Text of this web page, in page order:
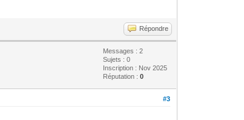
Répondre
Messages : 2
Sujets : 0
Inscription : Nov 2025
Réputation :0
#3